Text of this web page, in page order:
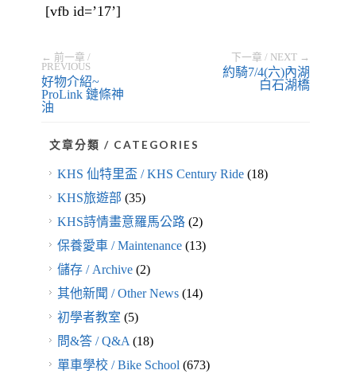
[vfb id=’17’]
← 前一章 /
PREVIOUS
好物介紹~
ProLink 鏈條神
油
下一章 / NEXT →
約騎7/4(六)內湖
白石湖橋
文章分類 / CATEGORIES
KHS 仙特里盃 / KHS Century Ride(18)
KHS旅遊部 (35)
KHS詩情畫意羅馬公路(2)
保養愛車 / Maintenance(13)
儲存 / Archive(2)
其他新聞 / Other News(14)
初學者教室 (5)
問&答 / Q&A (18)
單車學校 / Bike School (673)